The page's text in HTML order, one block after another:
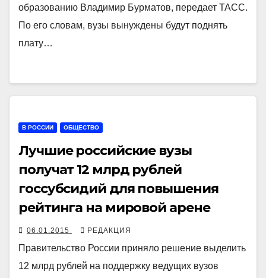
образованию Владимир Бурматов, передает ТАСС.
По его словам, вузы вынуждены будут поднять
плату…
В РОССИИ ОБЩЕСТВО
Лучшие российские вузы
получат 12 млрд рублей
госсубсидий для повышения
рейтинга на мировой арене
06.01.2015 РЕДАКЦИЯ
Правительство России приняло решение выделить
12 млрд рублей на поддержку ведущих вузов